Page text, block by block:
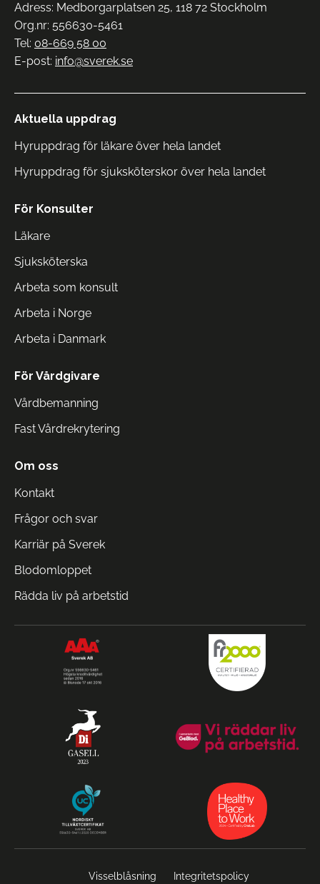
Adress: Medborgarplatsen 25, 118 72 Stockholm
Org.nr: 556630-5461
Tel: 08-669 58 00
E-post: info@sverek.se
Aktuella uppdrag
Hyruppdrag för läkare över hela landet
Hyruppdrag för sjuksköterskor över hela landet
För Konsulter
Läkare
Sjuksköterska
Arbeta som konsult
Arbeta i Norge
Arbeta i Danmark
För Vårdgivare
Vårdbemanning
Fast Vårdrekrytering
Om oss
Kontakt
Frågor och svar
Karriär på Sverek
Blodomloppet
Rädda liv på arbetstid
Visselblåsning Integritetspolicy